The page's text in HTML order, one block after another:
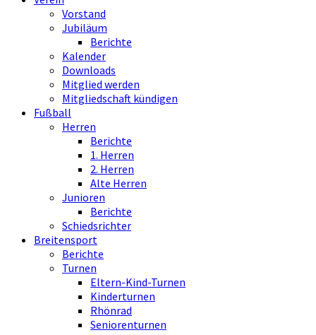
Vorstand
Jubiläum
Berichte
Kalender
Downloads
Mitglied werden
Mitgliedschaft kündigen
Fußball
Herren
Berichte
1. Herren
2. Herren
Alte Herren
Junioren
Berichte
Schiedsrichter
Breitensport
Berichte
Turnen
Eltern-Kind-Turnen
Kinderturnen
Rhönrad
Seniorenturnen